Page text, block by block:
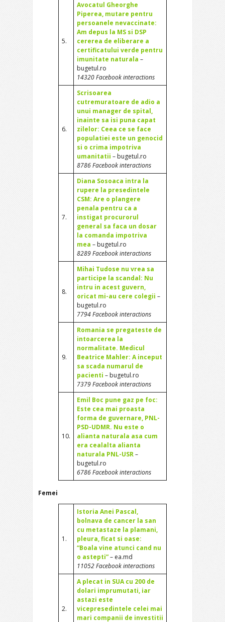
5.
Avocatul Gheorghe
Piperea, mutare pentru
persoanele nevaccinate:
Am depus la MS si DSP
cererea de eliberare a
certificatului verde pentru
imunitate naturala –
bugetul.ro
14320 Facebook interactions
6.
Scrisoarea
cutremuratoare de adio a
unui manager de spital,
inainte sa isi puna capat
zilelor: Ceea ce se face
populatiei este un genocid
si o crima impotriva
umanitatii – bugetul.ro
8786 Facebook interactions
7.
Diana Sosoaca intra la
rupere la presedintele
CSM: Are o plangere
penala pentru ca a
instigat procurorul
general sa faca un dosar
la comanda impotriva
mea – bugetul.ro
8289 Facebook interactions
8.
Mihai Tudose nu vrea sa
participe la scandal: Nu
intru in acest guvern,
oricat mi-au cere colegii –
bugetul.ro
7794 Facebook interactions
9.
Romania se pregateste de
intoarcerea la
normalitate. Medicul
Beatrice Mahler: A inceput
sa scada numarul de
pacienti – bugetul.ro
7379 Facebook interactions
10.
Emil Boc pune gaz pe foc:
Este cea mai proasta
forma de guvernare, PNL-
PSD-UDMR. Nu este o
alianta naturala asa cum
era cealalta alianta
naturala PNL-USR–
bugetul.ro
6786 Facebook interactions
Femei
1.
Istoria Anei Pascal,
bolnava de cancer la san
cu metastaze la plamani,
pleura, ficat si oase:
“Boala vine atunci cand nu
o astepti”– ea.md
11052 Facebook interactions
2.
A plecat in SUA cu 200 de
dolari imprumutati, iar
astazi este
vicepresedintele celei mai
mari companii de investitii